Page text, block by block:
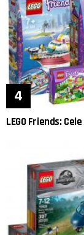
LEGO Friends: